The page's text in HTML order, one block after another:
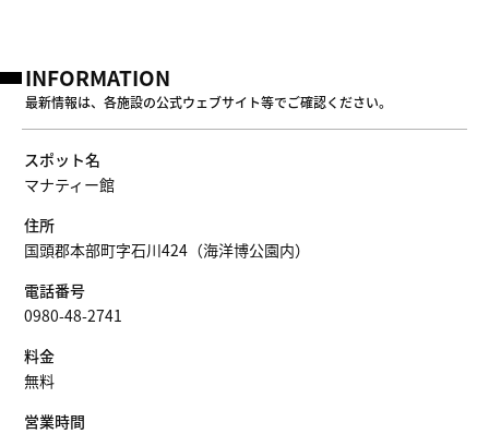
INFORMATION
最新情報は、各施設の公式ウェブサイト等でご確認ください。
スポット名
マナティー館
住所
国頭郡本部町字石川424（海洋博公園内）
電話番号
0980-48-2741
料金
無料
営業時間